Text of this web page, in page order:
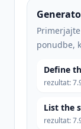
ponudbe,
Define
rezultat:
List the
rezultat: